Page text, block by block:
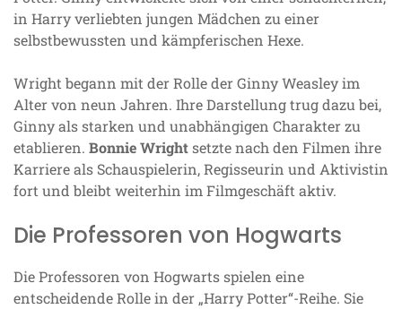
in Harry verliebten jungen Mädchen zu einer
selbstbewussten und kämpferischen Hexe.
Wright begann mit der Rolle der Ginny Weasley im
Alter von neun Jahren. Ihre Darstellung trug dazu bei,
Ginny als starken und unabhängigen Charakter zu
etablieren. Bonnie Wrightsetzte nach den Filmen ihre
Karriere als Schauspielerin, Regisseurin und Aktivistin
fort und bleibt weiterhin im Filmgeschäft aktiv.
Die Professoren von Hogwarts
Die Professoren von Hogwarts spielen eine
entscheidende Rolle in der „Harry Potter“-Reihe. Sie